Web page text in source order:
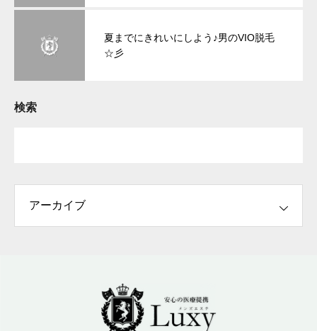
夏までにきれいにしよう♪男のVIO脱毛
☆彡
検索